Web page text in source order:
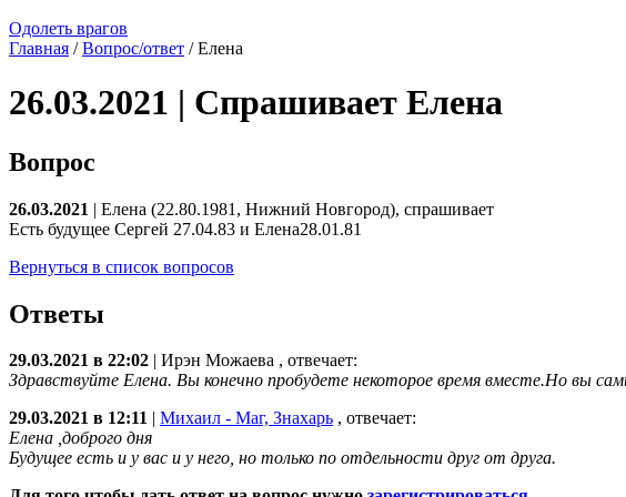
Одолеть врагов
Главная /Вопрос/ответ / Елена
26.03.2021 | Спрашивает Елена
Вопрос
26.03.2021 | Елена (22.80.1981, Нижний Новгород), спрашивает
Есть будущее Сергей 27.04.83 и Елена28.01.81
Вернуться в список вопросов
Ответы
29.03.2021 в 22:02 Ирэн Можаева , отвечает:
Здравствуйте Елена. Вы конечно пробудете некоторое время вместе.Но вы
29.03.2021 в 12:11
Михаил - Маг, Знахарь , отвечает:
Елена ,доброго дня
Будущее есть и у вас и у него, но только по отдельности друг от друга.